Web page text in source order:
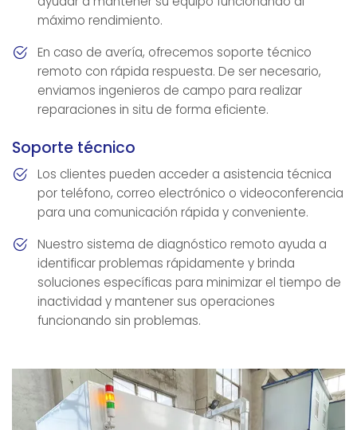
máximo rendimiento.
En caso de avería, ofrecemos soporte técnico
remoto con rápida respuesta. De ser necesario,
enviamos ingenieros de campo para realizar
reparaciones in situ de forma eficiente.
Soporte técnico
Los clientes pueden acceder a asistencia técnica
por teléfono, correo electrónico o videoconferencia
para una comunicación rápida y conveniente.
Nuestro sistema de diagnóstico remoto ayuda a
identificar problemas rápidamente y brinda
soluciones específicas para minimizar el tiempo de
inactividad y mantener sus operaciones
funcionando sin problemas.